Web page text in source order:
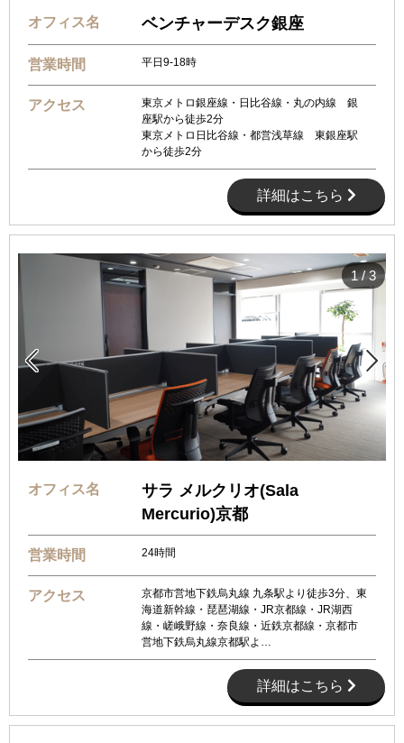
オフィス名 ベンチャーデスク銀座
営業時間 平日9-18時
アクセス
東京メトロ銀座線・日比谷線・丸の内線 銀
座駅から徒歩2分
東京メトロ日比谷線・都営浅草線 東銀座駅
から徒歩2分
詳細はこちら
 
1/3
オフィス名
サラ メルクリオ(Sala
Mercurio)京都
営業時間 24時間
アクセス
京都市営地下鉄烏丸線 九条駅より徒歩3分、東
海道新幹線・琵琶湖線・JR京都線・JR湖西
線・嵯峨野線・奈良線・近鉄京都線・京都市
営地下鉄烏丸線京都駅よ…
詳細はこちら